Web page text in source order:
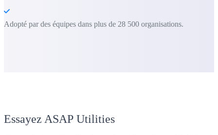
Adopté par des équipes dans plus de 28 500 organisations.
Essayez ASAP Utilities